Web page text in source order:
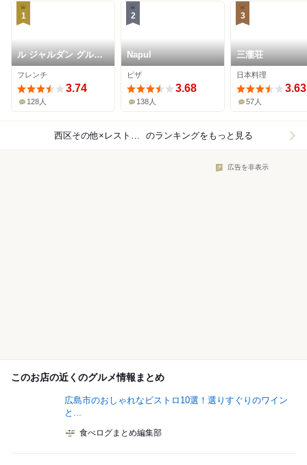
1
ル ジャルダン グルマ
ン
フレンチ
3.74
128人
2
Napul
ピザ
3.68
138人
3
三瀧荘
日本料理
3.63
57人
西区その他×レストラン のランキングをもっと見る
広告を非表示
このお店の近くのグルメ情報まとめ
広島市のおしゃれなビストロ10選！選りすぐりのワイン
と...
食べログまとめ編集部